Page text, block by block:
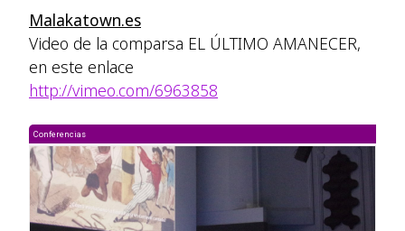
Malakatown.es
Video de la comparsa EL ÚLTIMO AMANECER,
en este enlace
http://vimeo.com/6963858
Conferencias